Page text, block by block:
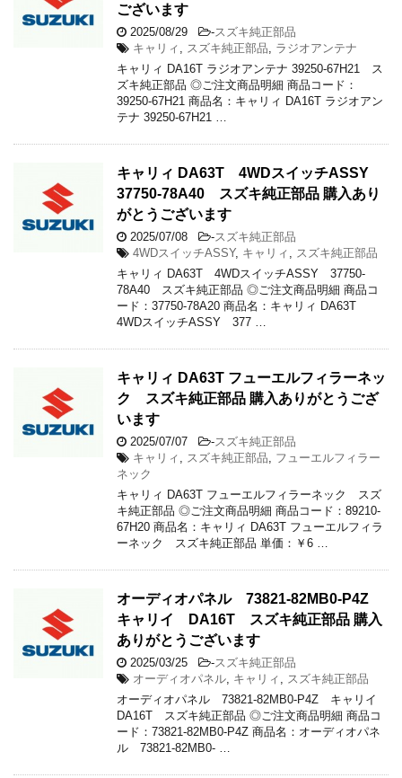
ございます
2025/08/29 -スズキ純正部品
キャリィ
スズキ純正部品
ラジオアンテナ
キャリィ DA16T ラジオアンテナ 39250-67H21 ス
ズキ純正部品 ◎ご注文商品明細 商品コード：
39250-67H21 商品名：キャリィ DA16T ラジオアン
テナ 39250-67H21 …
キャリィ DA63T 4WDスイッチASSY
37750-78A40 スズキ純正部品 購入あり
がとうございます
2025/07/08 -スズキ純正部品
4WDスイッチASSY, キャリィ
スズキ純正部品
キャリィ DA63T 4WDスイッチASSY 37750-
78A40 スズキ純正部品 ◎ご注文商品明細 商品コ
ード：37750-78A20 商品名：キャリィ DA63T
4WDスイッチASSY 377 …
キャリィ DA63T フューエルフィラーネッ
ク スズキ純正部品 購入ありがとうござ
います
2025/07/07 -スズキ純正部品
キャリィ
スズキ純正部品
フューエルフィラー
ネック
キャリィ DA63T フューエルフィラーネック スズ
キ純正部品 ◎ご注文商品明細 商品コード：89210-
67H20 商品名：キャリィ DA63T フューエルフィラ
ーネック スズキ純正部品 単価：￥6 …
オーディオパネル 73821-82MB0-P4Z
キャリイ DA16T スズキ純正部品 購入
ありがとうございます
2025/03/25 -スズキ純正部品
オーディオパネル キャリィ
スズキ純正部品
オーディオパネル 73821-82MB0-P4Z キャリイ
DA16T スズキ純正部品 ◎ご注文商品明細 商品コ
ード：73821-82MB0-P4Z 商品名：オーディオパネ
ル 73821-82MB0- …